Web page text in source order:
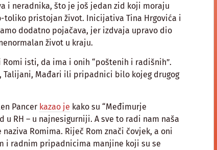
i neradnika, što je još jedan zid koji moraju
toliko pristojan život. Inicijativa Tina Hrgovića i
dodatno pojačava, jer izdvaja upravo dio
život u kraju.
isti, da ima i onih “poštenih i radišnih”.
Talijani, Mađari ili pripadnici bilo kojeg drugog
Pancer kazao je kako su “Međimurje
RH – u najnesigurniji. A sve to radi nam naša
naziva Romima. Riječ Rom znači čovjek, a oni
i radnim pripadnicima manjine koji su se